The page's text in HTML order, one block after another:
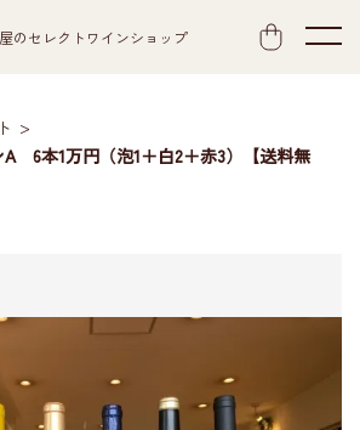
のセレクトワインショップ
A 6本1万円（泡1＋白2＋赤3）【送料無